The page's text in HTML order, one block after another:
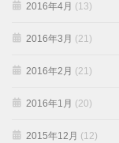
2016年4月 (13)
2016年3月 (21)
2016年2月 (21)
2016年1月 (20)
2015年12月 (12)